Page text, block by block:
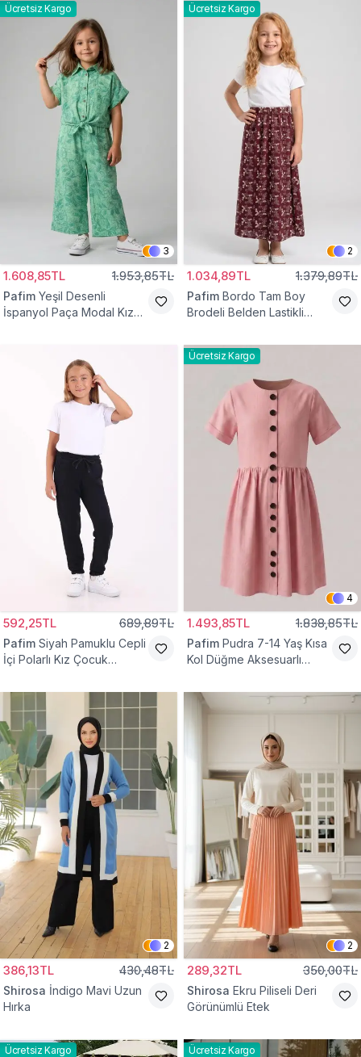
Ücretsiz Kargo
3
1.608,85TL 1.953,85TL
Pafim Yeşil Desenli
İspanyol Paça Modal Kız
Ücretsiz Kargo
2
1.034,89TL 1.379,89TL
Pafim Bordo Tam Boy
Brodeli Belden Lastikli
592,25TL 689,89TL
Pafim Siyah Pamuklu Cepli
İçi Polarlı Kız Çocuk
Ücretsiz Kargo
4
1.493,85TL 1.838,85TL
Pafim Pudra 7-14 Yaş Kısa
Kol Düğme Aksesuarlı
2
386,13TL 430,48TL
Shirosa İndigo Mavi Uzun
Hırka
2
289,32TL 350,00TL
Shirosa Ekru Piliseli Deri
Görünümlü Etek
Ücretsiz Kargo Ücretsiz Kargo